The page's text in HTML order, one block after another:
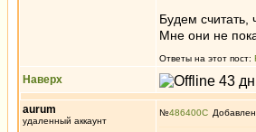
Будем
Мне они не
Ответы на этот пост:
Наверх
aurum
удаленный аккаунт
№486400